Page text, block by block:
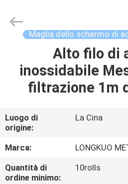
PRODOTTI
VIDEO
CHI
SIAMO
Enterprise
Management
Maglia dello schermo di
Alto filo di
inossidabile
filtrazione 1m
Luogo di
origine:
La Cina
Marca:
LONGKUO
Quantità di
ordine minimo:
10rolls